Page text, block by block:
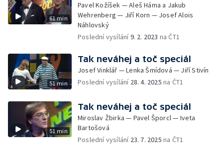
61 min
Pavel Kožíšek — Aleš Háma a Jakub
Wehrenberg — Jiří Korn — Josef Alois
Náhlovský
Poslední vysílání9. 2. 2023 na ČT1
51 min
Tak neváhej a toč speciál
Josef Vinklář — Lenka Šmídová — Jiří Stivín
Poslední vysílání 28. 4. 2025 na ČT1
51 min
Tak neváhej a toč speciál
Miroslav Žbirka — Pavel Šporcl — Iveta
Bartošová
Poslední vysílání 23. 7. 2025 na ČT1